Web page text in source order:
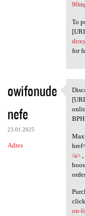
To
for
owifonude
nefe
23.01.2025
Adres
/a>,
on-